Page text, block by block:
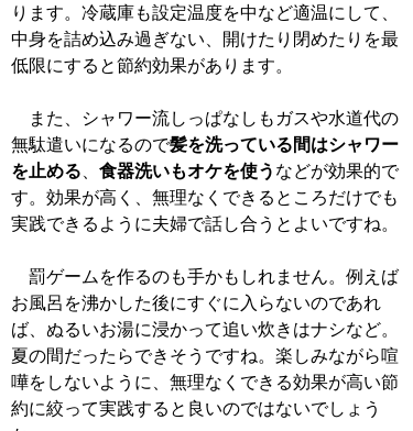
ります。冷蔵庫も設定温度を中など適温にして、
中身を詰め込み過ぎない、開けたり閉めたりを最
低限にすると節約効果があります。
また、シャワー流しっぱなしもガスや水道代の
無駄遣いになるので髪を洗っている間はシャワー
を止める
食器洗いもオケを使う などが効果的で
す。効果が高く、無理なくできるところだけでも
実践できるように夫婦で話し合うとよいですね。
罰ゲームを作るのも手かもしれません。例えば
お風呂を沸かした後にすぐに入らないのであれ
ば、ぬるいお湯に浸かって追い炊きはナシなど。
夏の間だったらできそうですね。楽しみながら喧
嘩をしないように、無理なくできる効果が高い節
約に絞って実践すると良いのではないでしょう